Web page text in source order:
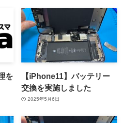
を
【iPhone11】バッテリー
交換を実施しました
2025年5月6日